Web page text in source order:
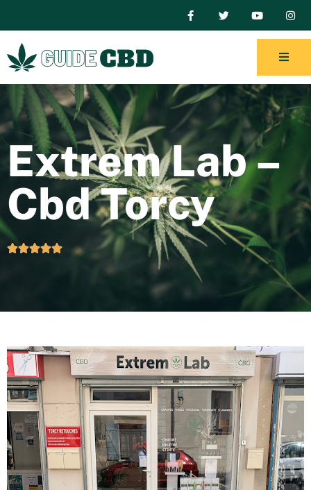
Extrem Lab –
Cbd Torcy
